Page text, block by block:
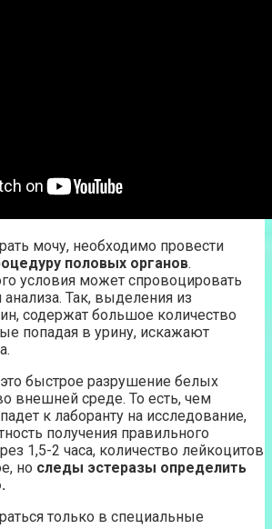
мочу, необходимо провести
половых органов.
условия может спровоцировать
Так, выделения из
содержат большое количество
попадая в урину, искажают
быстрое разрушение белых
внешней среде. То есть, чем
к лаборанту на исследование,
получения правильного
1,5-2 часа, количество лейкоцитов
но следы эстеразы определить
только в специальные